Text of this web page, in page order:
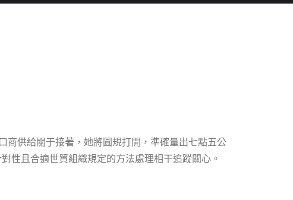
商供給關于接著，她將圓規打開，準確量出七點五公
性且合適世貿組織規定的方法處理相干追蹤關心。